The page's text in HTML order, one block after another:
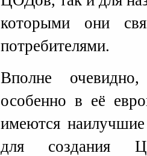
которыми они
потребителями.
Вполне
особенно в её
имеются
для создания